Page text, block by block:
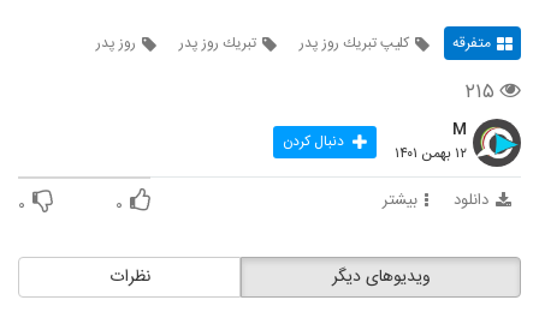
متفرقه کلیپ تبریك روز پدر تبریك روز پدر روز پدر
۲۱۵
M
۱۲ بهمن ۱۴۰۱ دنبال کردن
دانلود بیشتر ۰ ۰
نظرات ویدیوهای دیگر